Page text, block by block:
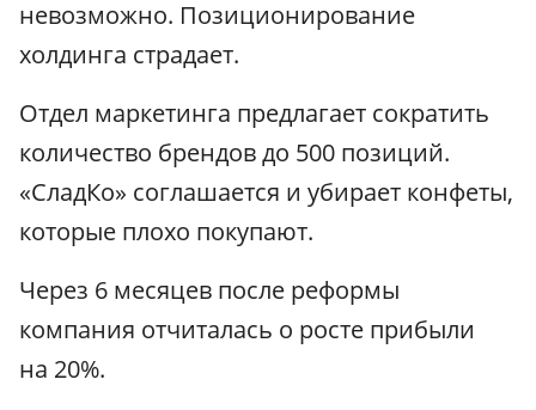
невозможно. Позиционирование
холдинга страдает.
Отдел маркетинга предлагает сократить
количество брендов до 500 позиций.
«СладКо» соглашается и убирает конфеты,
которые плохо покупают.
Через 6 месяцев после реформы
компания отчиталась о росте прибыли
на 20%.